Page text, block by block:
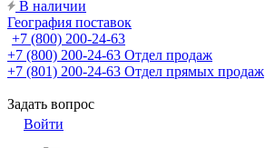
В наличии
География поставок
+7 (800) 200-24-63
+7 (800) 200-24-63 Отдел продаж
+7 (801) 200-24-63 Отдел прямых продаж
Задать вопрос
Войти